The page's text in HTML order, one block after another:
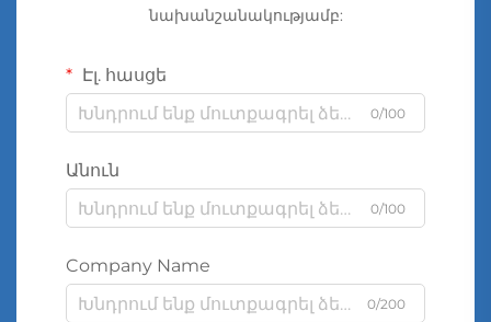
նախանշանակությամբ:
Էլ. հասցե
0/100
Անուն
0/100
Company Name
0/200